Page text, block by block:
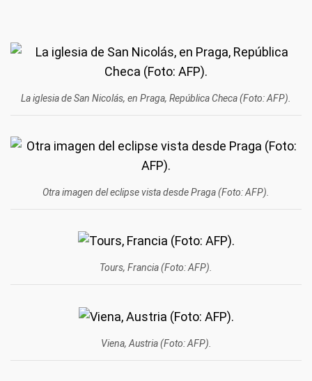
La iglesia de San Nicolás, en Praga, República Checa (Foto: AFP).
Otra imagen del eclipse vista desde Praga (Foto: AFP).
Tours, Francia (Foto: AFP).
Viena, Austria (Foto: AFP).